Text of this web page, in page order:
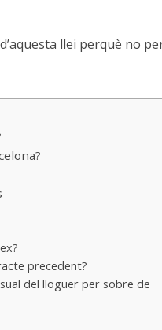
llei perquè no
precedent?
del lloguer per sobre de